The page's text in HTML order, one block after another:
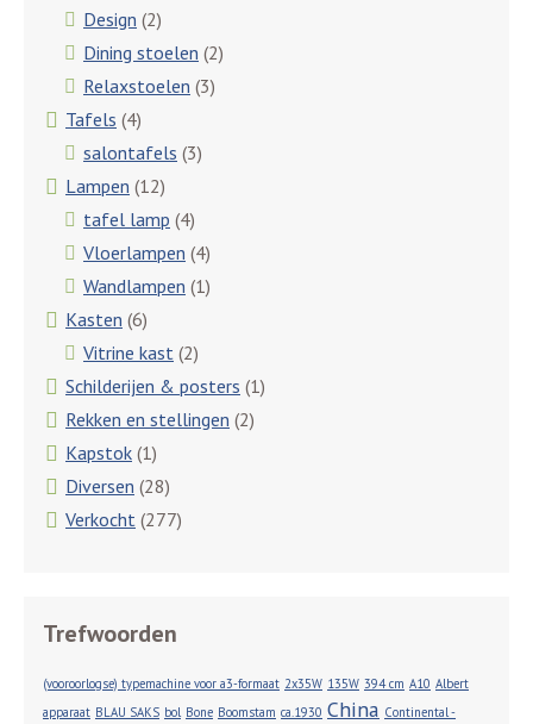
Design (2)
Dining stoelen (2)
Relaxstoelen (3)
Tafels (4)
salontafels (3)
Lampen (12)
tafel lamp (4)
Vloerlampen (4)
Wandlampen (1)
Kasten (6)
Vitrine kast (2)
Schilderijen & posters (1)
Rekken en stellingen (2)
Kapstok (1)
Diversen (28)
Verkocht (277)
Trefwoorden
(vooroorlogse) typemachine voor a3-formaat 2x35W 135W 394 cm A10 Albert
apparaat BLAU SAKS bol Bone Boomstam ca.1930 China Continental -